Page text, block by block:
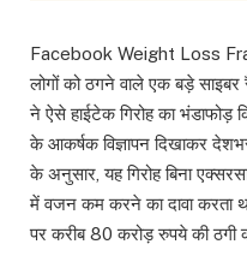
Facebook Weight Loss
लोगों को ठगने वाले एक बड़े
ने ऐसे हाईटेक गिरोह का
के आकर्षक विज्ञापन दिखाकर
के अनुसार, यह गिरोह बिना
में वजन कम करने का दावा करता
पर करीब 80 करोड़ रुपये की ठगी